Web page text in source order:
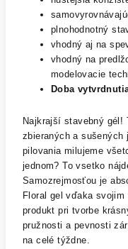
plnohodnotný
vhodný aj na
vhodný na
modelovacie
Doba
Najkrajší stavebný gél!
zbieraných a sušených
pilovania milujeme
jednom? To vsetko
Samozrejmosťou je
Floral gel vďaka
produkt pri tvorbe
pružnosti a pevnosti
na celé týždne.